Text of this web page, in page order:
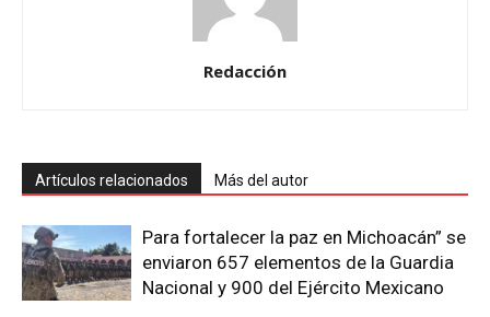
Redacción
Artículos relacionados Más del autor
Para fortalecer la paz en Michoacán” se
enviaron 657 elementos de la Guardia
Nacional y 900 del Ejército Mexicano